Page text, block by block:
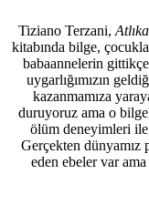
Tiziano Terzani,
kitabında bilge,
babaannelerin
uygarlığımızın
kazanmamıza
duruyoruz ama o
ölüm deneyimleri
Gerçekten dünyamız
eden ebeler var